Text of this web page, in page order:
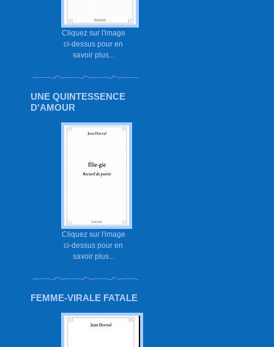
Cliquez sur l'image
ci-dessus pour en
savoir plus...
UNE QUINTESSENCE
D'AMOUR
Cliquez sur l'image
ci-dessus pour en
savoir plus...
FEMME-VIRALE FATALE